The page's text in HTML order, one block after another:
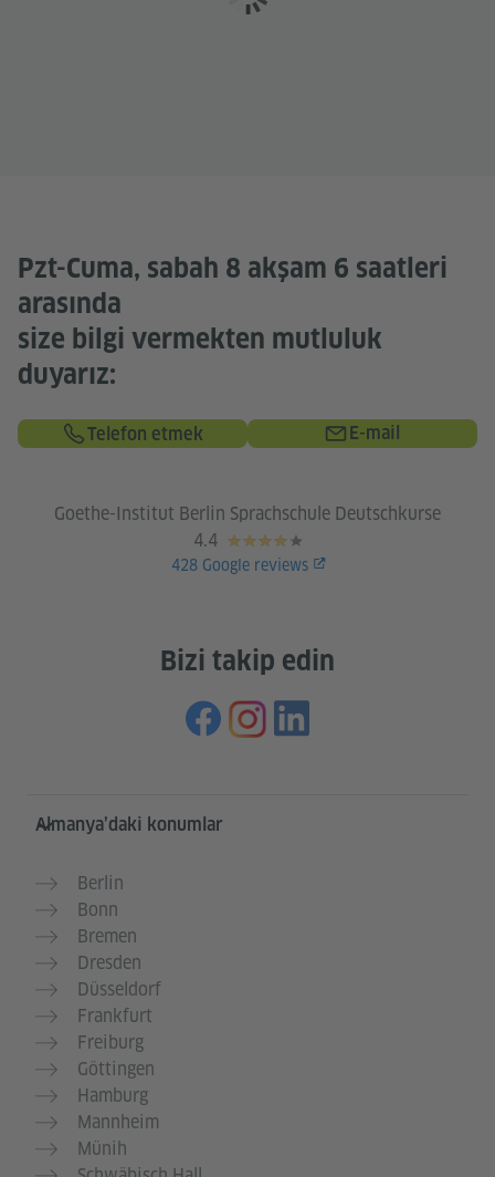
Pzt-Cuma, sabah 8 akşam 6 saatleri
arasında
size bilgi vermekten mutluluk
duyarız:
Telefon etmek E-mail
Goethe-Institut Berlin Sprachschule Deutschkurse
4.4
428 Google reviews
Bizi takip edin
Service- und Informationsbereich
Almanya’daki konumlar
Berlin
Bonn
Bremen
Dresden
Düsseldorf
Frankfurt
Freiburg
Göttingen
Hamburg
Mannheim
Münih